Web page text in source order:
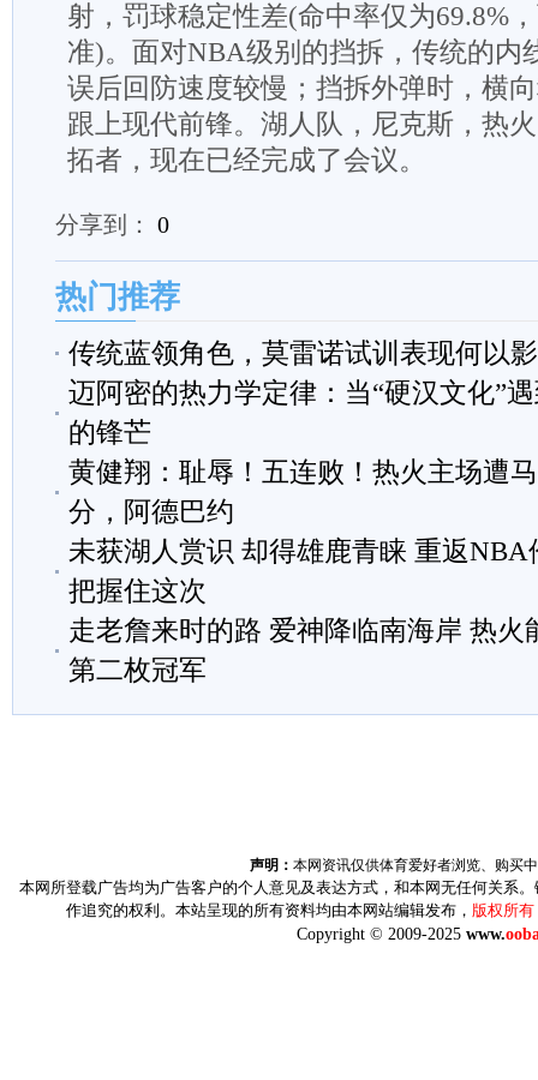
射，罚球稳定性差(命中率仅为69.8%
准)。面对NBA级别的挡拆，传统的内
误后回防速度较慢；挡拆外弹时，横
跟上现代前锋。湖人队，尼克斯，热
拓者，现在已经完成了会议。
分享到： 0
热门推荐
传统蓝领角色，莫雷诺试训表现何以
迈阿密的热力学定律：当“硬汉文化”
的锋芒
黄健翔：耻辱！五连败！热火主场遭
分，阿德巴约
未获湖人赏识 却得雄鹿青睐 重返NBA
把握住这次
走老詹来时的路 爱神降临南海岸 热火
第二枚冠军
声明： 本网资讯仅供体育爱好者浏览、购买
本网所登载广告均为广告客户的个人意见及表达方式，和本网无任何关系
作追究的权利。本站呈现的所有资料均由本网站编辑发布， 版权所有
Copyright © 2009-2025 www.